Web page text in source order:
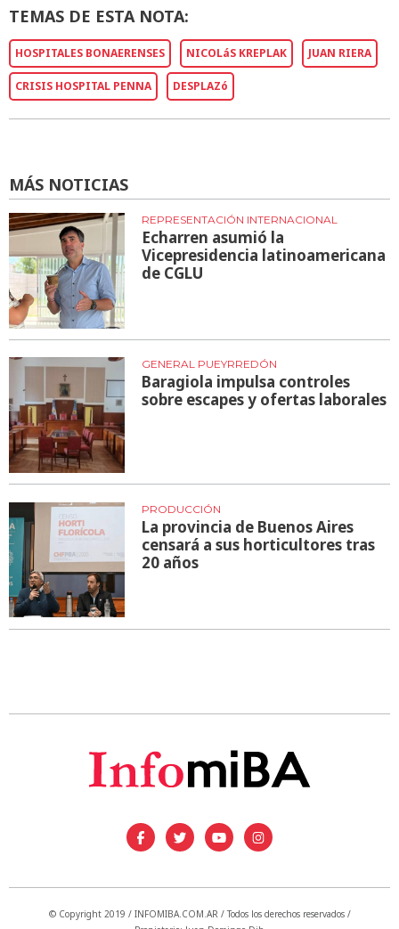
TEMAS DE ESTA NOTA:
HOSPITALES BONAERENSES NICOLáS KREPLAK JUAN RIERA
CRISIS HOSPITAL PENNA DESPLAZó
MÁS NOTICIAS
REPRESENTACIÓN INTERNACIONAL
Echarren asumió la
Vicepresidencia latinoamericana
de CGLU
GENERAL PUEYRREDÓN
Baragiola impulsa controles
sobre escapes y ofertas laborales
PRODUCCIÓN
La provincia de Buenos Aires
censará a sus horticultores tras
20 años
© Copyright 2019 / INFOMIBA.COM.AR / Todos los derechos reservados /